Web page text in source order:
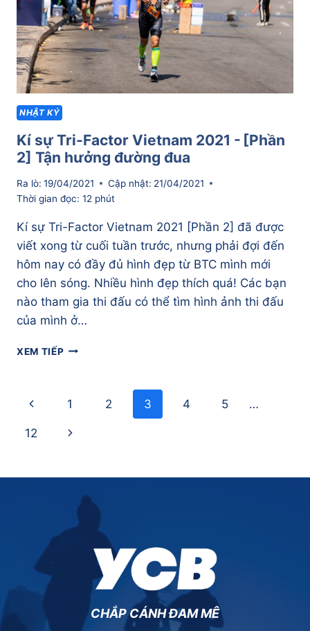
NIỀM
VUI
QUAY
LẠI
ĐƯỜNG
ĐUA
NHẬT KÝ
Kí sự Tri-Factor Vietnam 2021 - [Phần
2] Tận hưởng đường đua
Ra lò: 19/04/2021 Cập nhật: 21/04/2021
Thời gian đọc: 12 phút
Kí sự Tri-Factor Vietnam 2021 [Phần 2] đã được
viết xong từ cuối tuần trước, nhưng phải đợi đến
hôm nay có đầy đủ hình đẹp từ BTC mình mới
cho lên sóng. Nhiều hình đẹp thích quá! Các bạn
nào tham gia thi đấu có thể tìm hình ảnh thi đấu
của mình ở…
XEM TIẾPKÍ
VIETNAM
-
HƯỞNG
ĐƯỜNG
ĐUA
Page
Previous
Page
1 2 3 4 5 …
12
Next
CHẮP CÁNH ĐAM MÊ